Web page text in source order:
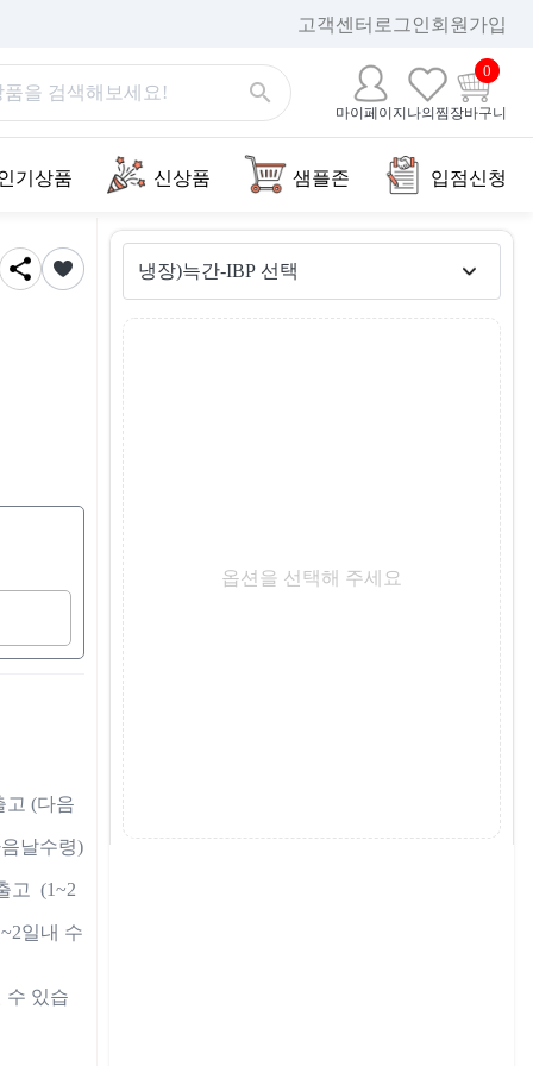
고객센터 로그인 회원가입
마이페이지 나의찜 장바구니
0
기상품 신상품 샘플존 입점신청
고 (다음
날수령)
고  (1~2
일내 수
수 있습
옵션을 선택해 주세요